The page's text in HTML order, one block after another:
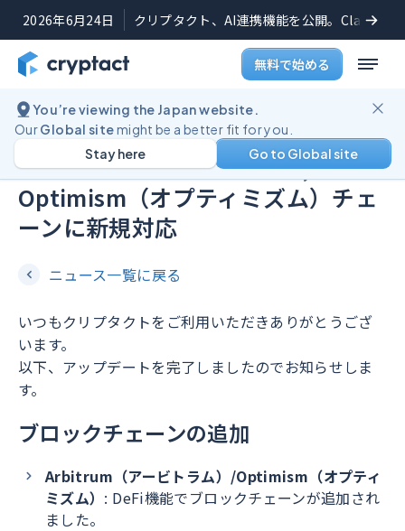
2026年6月24日 クリプタクト、AI連携機能を公開。Claude
無料で始める
You’re viewing the Japan website.
OurGlobal sitemight be a better fit for you.
Go to Global site
Stay here
機能アップデート
Arbitrum（アービトラム）,
Optimism（オプティミズム）チェ
ーンに新規対応
ニュース一覧に戻る
いつもクリプタクトをご利用いただきありがとうござ
います。
以下、アップデートを完了しましたのでお知らせしま
す。
ブロックチェーンの追加
Arbitrum（アービトラム）/Optimism（オプティ
ミズム） : DeFi機能でブロックチェーンが追加され
ました。